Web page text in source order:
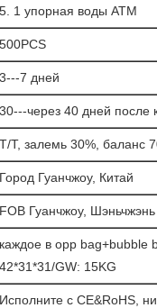
5. 1 упорная воды ATM
500PCS
3---7 дней
30---через 40 дней после
T/T, залемь 30%, баланс
Город Гуанчжоу, Китай
FOB Гуанчжоу,
каждое в opp bag+bubble
42*31*31/GW: 15KG
Исполните с CE&RoHS,